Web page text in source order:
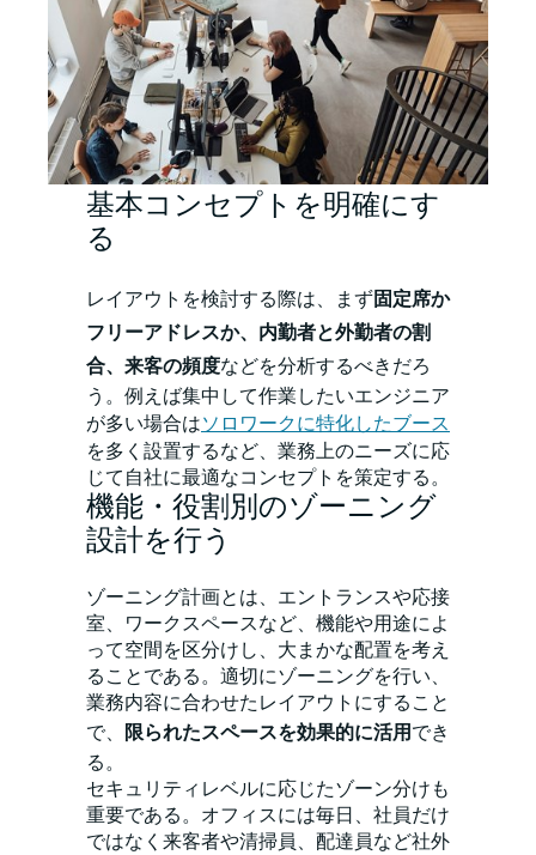
基本コンセプトを明確にす
る
レイアウトを検討する際は、まず固定席か
フリーアドレスか、内勤者と外勤者の割
合、来客の頻度などを分析するべきだろ
う。例えば集中して作業したいエンジニア
が多い場合はソロワークに特化したブース
を多く設置するなど、業務上のニーズに応
じて自社に最適なコンセプトを策定する。
機能・役割別のゾーニング
設計を行う
ゾーニング計画とは、エントランスや応接
室、ワークスペースなど、機能や用途によ
って空間を区分けし、大まかな配置を考え
ることである。適切にゾーニングを行い、
業務内容に合わせたレイアウトにすること
で、 限られたスペースを効果的に活用でき
る。
セキュリティレベルに応じたゾーン分けも
重要である。オフィスには毎日、社員だけ
ではなく来客者や清掃員、配達員など社外